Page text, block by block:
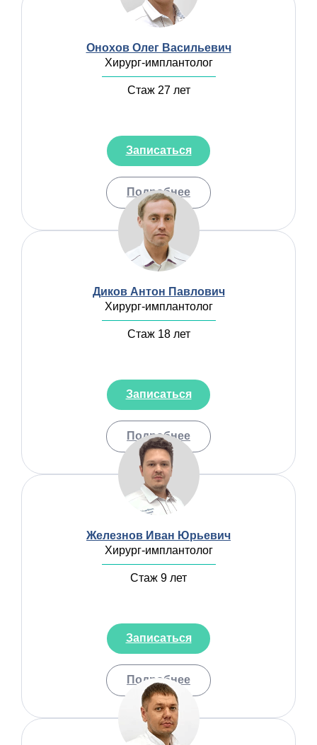
Онохов Олег Васильевич
Хирург-имплантолог
Стаж 27 лет
Подробнее
Записаться
Диков Антон Павлович
Хирург-имплантолог
Стаж 18 лет
Подробнее
Записаться
Железнов Иван Юрьевич
Хирург-имплантолог
Стаж 9 лет
Подробнее
Записаться